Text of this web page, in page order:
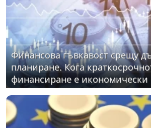
Финансова гъвкавост срещу
планиране. Кога
финансиране е икономически